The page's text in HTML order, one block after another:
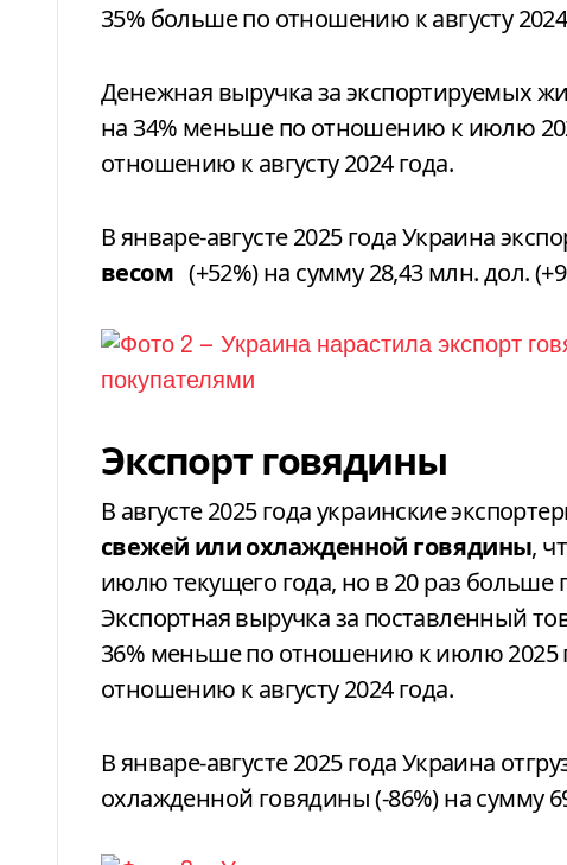
35% больше по отношению к августу
Денежная выручка за экспортируемых
на 34% меньше по отношению к июлю
отношению к августу 2024 года.
В январе-августе 2025 года Украина
весом (+52%) на сумму 28,43 млн. дол.
Экспорт говядины
В августе 2025 года украинские
свежей или охлажденной говядины,
июлю текущего года, но в 20 раз больше
Экспортная выручка за поставленный
36% меньше по отношению к июлю 2025
отношению к августу 2024 года.
В январе-августе 2025 года Украина
охлажденной говядины (-86%) на сумму